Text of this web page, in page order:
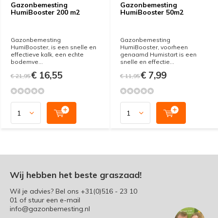
Gazonbemesting
HumiBooster 200 m2
Gazonbemesting
HumiBooster, is een snelle en
effectieve kalk, een echte
bodemve...
€ 21,95€ 16,55
Gazonbemesting
HumiBooster 50m2
Gazonbemesting
HumiBooster, voorheen
genaamd Humistart is een
snelle en effectie...
€ 11,95€ 7,99
Wij hebben het beste graszaad!
Wil je advies? Bel ons +31(0)516 - 23 10
01 of stuur een e-mail
info@gazonbemesting.nl